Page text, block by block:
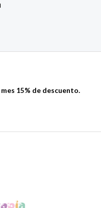
15% de descuento.